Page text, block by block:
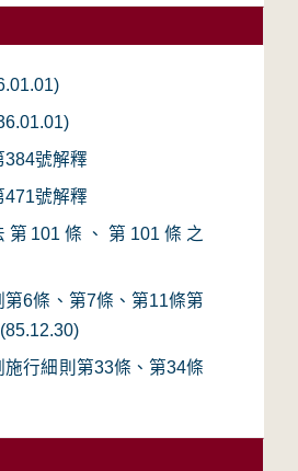
384號解釋
471號解釋
第101條、第101條之
第6條、第7條、第11條第
施行細則第33條、第34條